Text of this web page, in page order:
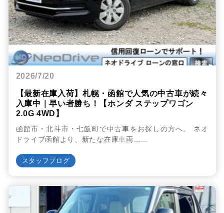
2026/7/20
【最新在庫入荷】札幌・函館で人気の中古車が続々
入庫中｜早い者勝ち！【ホンダ ステップワゴン
2.0G 4WD】
函館市・北斗市・七飯町で中古車をお探しの方へ。 ネオ
ドライブ函館より、新たな在庫車両……
スタッフブログ